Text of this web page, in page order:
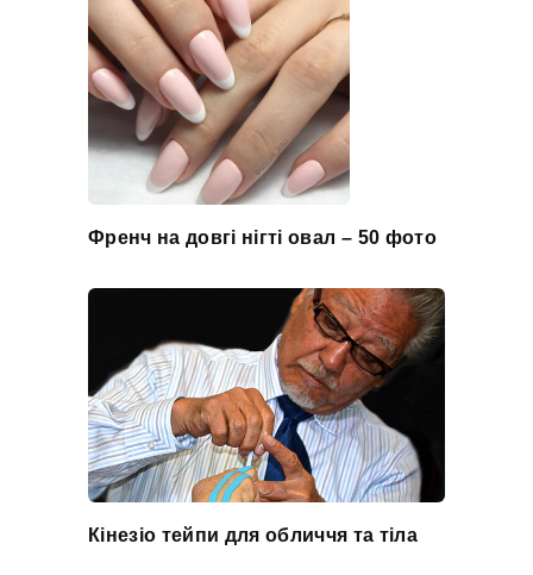
Френч на довгі нігті овал – 50 фото
Кінезіо тейпи для обличчя та тіла